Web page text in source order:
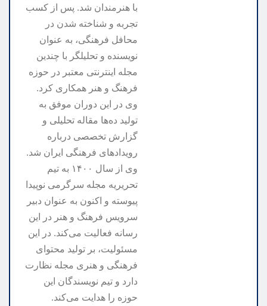
با هنرمندان شد. پس از کسب
تجربه و شناخته شدن در
محافل فرهنگی، به عنوان
نویسنده و تحلیلگر با چندین
مجله اینترنتی معتبر در حوزه
فرهنگ و هنر همکاری کرد.
وی در این دوران موفق به
تولید ده‌ها مقاله تحلیلی و
گزارش تخصصی درباره
رویدادهای فرهنگی ایران شد.
وی از سال ۱۴۰۰ به تیم
تحریریه مجله سرگرمی نوپیدا
پیوسته و اکنون به عنوان دبیر
سرویس فرهنگ و هنر در این
رسانه فعالیت می‌کند. در این
مسئولیت، بر تولید محتوای
فرهنگی و هنری مجله نظارت
دارد و تیم نویسندگان این
حوزه را هدایت می‌کند.